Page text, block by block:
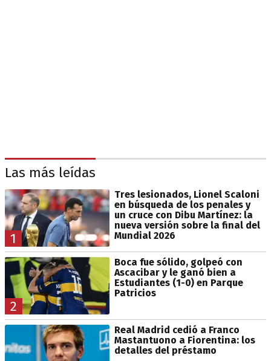
Las más leídas
1
Tres lesionados, Lionel Scaloni
en búsqueda de los penales y
un cruce con Dibu Martínez: la
nueva versión sobre la final del
Mundial 2026
2
Boca fue sólido, golpeó con
Ascacibar y le ganó bien a
Estudiantes (1-0) en Parque
Patricios
Real Madrid cedió a Franco
Mastantuono a Fiorentina: los
detalles del préstamo